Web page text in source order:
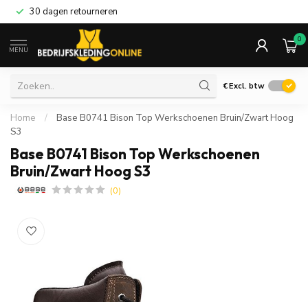
30 dagen retourneren
MENU
0
€Excl. btw
Home /
Base B0741 Bison Top Werkschoenen Bruin/Zwart Hoog
S3
Base B0741 Bison Top Werkschoenen
Bruin/Zwart Hoog S3
(0)